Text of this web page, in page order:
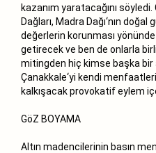
kazanım yaratacağını
Dağları, Madra Dağı‘nın
değerlerin korunması
getirecek ve ben de onlarla
mitingden hiç kimse başka bir
Çanakkale‘yi kendi
kalkışacak provokatif eylem
GöZ BOYAMA
Altın madencilerinin basın